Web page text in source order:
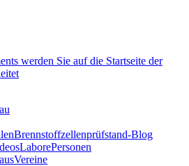
Brennstoffzellenprüfstand-Blog
LaborePersonen
Vereine